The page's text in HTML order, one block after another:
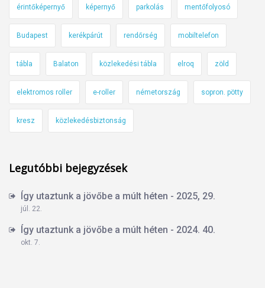
érintőképernyő képernyő parkolás mentőfolyosó
Budapest kerékpárút rendőrség mobiltelefon
tábla Balaton közlekedési tábla elroq zöld
elektromos roller e-roller németország sopron. pötty
kresz közlekedésbiztonság
Legutóbbi bejegyzések
Így utaztunk a jövőbe a múlt héten - 2025, 29.
júl. 22.
Így utaztunk a jövőbe a múlt héten - 2024. 40.
okt. 7.